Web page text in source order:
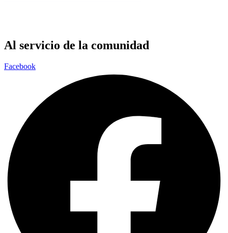
Al servicio de la comunidad
Facebook